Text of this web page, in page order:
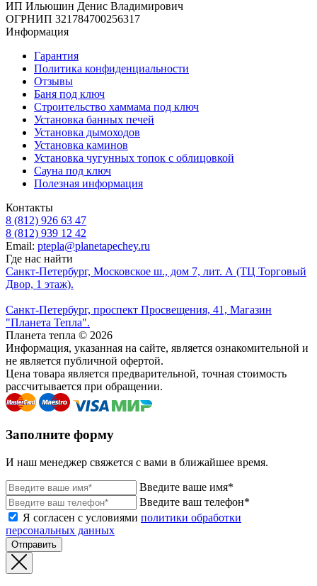
ИП Ильюшин Денис Владимирович
ОГРНИП 321784700256317
Информация
Гарантия
Политика конфиденциальности
Отзывы
Баня под ключ
Строительство хаммама под ключ
Установка банных печей
Установка дымоходов
Установка каминов
Установка чугунных топок с облицовкой
Сауна под ключ
Полезная информация
Контакты
8 (812) 926 63 47
8 (812) 939 12 42
Email: ptepla@planetapechey.ru
Где нас найти
Санкт-Петербург, Московское ш., дом 7, лит. А (ТЦ Торговый
Двор, 1 этаж).
Санкт-Петербург, проспект Просвещения, 41, Магазин
"Планета Тепла".
Планета тепла © 2026
Информация, указанная на сайте, является ознакомительной и
не является публичной офертой.
Цена товара является предварительной, точная стоимость
рассчитывается при обращении.
Заполните форму
И наш менеджер свяжется с вами в ближайшее время.
Введите ваше имя*
Введите ваш телефон*
Я согласен с условиями политики обработки
персональных данных
Отправить